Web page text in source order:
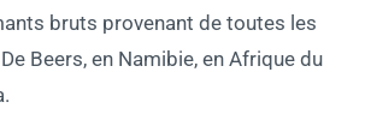
bruts provenant de toutes les
Beers, en Namibie, en Afrique du